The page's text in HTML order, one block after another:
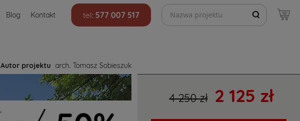
Blog Kontakt tel: 577 007 517
Szukaj projektów
Autor projektu arch. Tomasz Sobieszuk
4 250 zł 2 125 zł